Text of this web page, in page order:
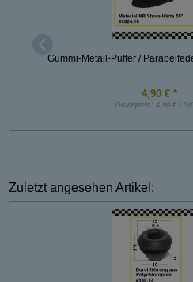
Gummi-Metall-Puffer /
4,90 € *
Grundpreis: 4,90 € /
Zuletzt angesehen Artikel: